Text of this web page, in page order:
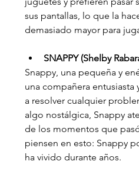
sus pantallas, lo que la
demasiado mayor para
SNAPPY (Shelby
Snappy, una pequeña y
una compañera entusiasta
a resolver cualquier
algo nostálgica, Snappy
de los momentos que
piensen en esto: Snappy
ha vivido durante años.